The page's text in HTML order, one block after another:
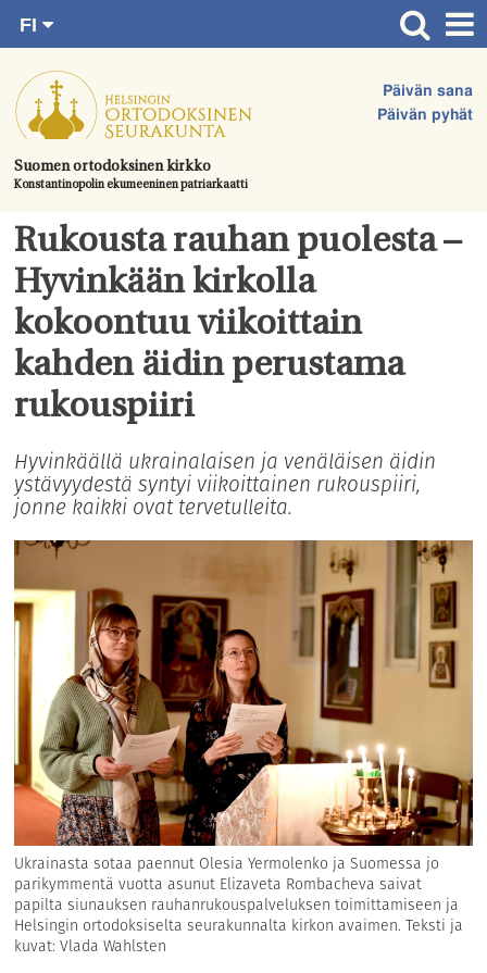
suoraan
sisältöön.
Suomen ortodoksinen kirkko
Konstantinopolin ekumeeninen patriarkaatti
Päivän sana
Päivän pyhät
FI
SV
EN
UA
Etusivu
Ajankohtaista
Juhlat & toimitukset
Kirkot
Apua & tukea
Tule mukaan
Hautausmaa
Yhteystiedot
Rukousta rauhan puolesta –
Hyvinkään kirkolla
kokoontuu viikoittain
kahden äidin perustama
rukouspiiri
Hyvinkäällä ukrainalaisen ja venäläisen äidin
ystävyydestä syntyi viikoittainen rukouspiiri,
jonne kaikki ovat tervetulleita.
Ukrainasta sotaa paennut Olesia Yermolenko ja Suomessa jo
parikymmentä vuotta asunut Elizaveta Rombacheva saivat
papilta siunauksen rauhanrukouspalveluksen toimittamiseen ja
Helsingin ortodoksiselta seurakunnalta kirkon avaimen. Teksti ja
kuvat: Vlada Wahlsten